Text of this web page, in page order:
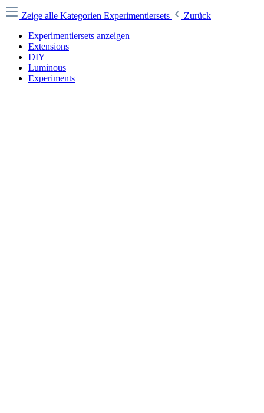
Zeige alle Kategorien Experimentiersets
Zurück
Experimentiersets anzeigen
Extensions
DIY
Luminous
Experiments